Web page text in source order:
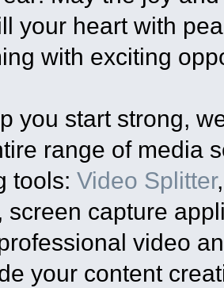
your heart with
with exciting
you start strong,
range of media
tools: Video Splitter
screen capture
video
your content